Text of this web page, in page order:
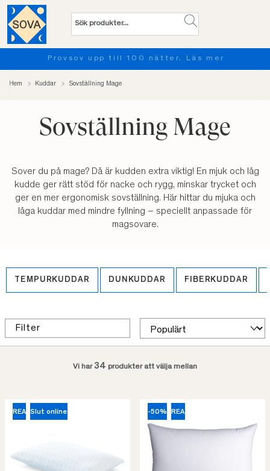
Provsov upp till 100 nätter. Läs mer
Hem Kuddar Sovställning Mage
Sovställning Mage
Sover du på mage? Då är kudden extra viktig! En mjuk och låg
kudde ger rätt stöd för nacke och rygg, minskar trycket och
ger en mer ergonomisk sovställning. Här hittar du mjuka och
låga kuddar med mindre fyllning – speciellt anpassade för
magsovare.
TEMPURKUDDAR DUNKUDDAR FIBERKUDDAR
Filter
Vi har 34 produkter att välja mellan
REA Slut online -50% REA